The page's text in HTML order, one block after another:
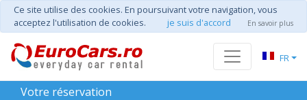
Ce site utilise des cookies. En poursuivant votre navigation, vous
acceptez l'utilisation de cookies.
je suis d'accord En savoir plus
FR
Votre réservation